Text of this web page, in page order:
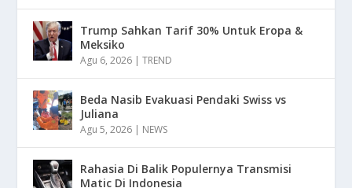
Trump Sahkan Tarif 30% Untuk Eropa &
Meksiko
Agu 6, 2026 |TREND
Beda Nasib Evakuasi Pendaki Swiss vs
Juliana
Agu 5, 2026 | NEWS
Rahasia Di Balik Populernya Transmisi
Matic Di Indonesia